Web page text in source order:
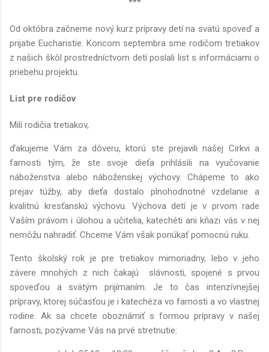
***
Od októbra začneme nový kurz prípravy detí na svätú spoveď a
prijatie Eucharistie. Koncom septembra sme rodičom tretiakov
z našich škôl prostredníctvom detí poslali list s informáciami o
priebehu projektu.
List pre rodičov
Milí rodičia tretiakov,
ďakujeme Vám za dôveru, ktorú ste prejavili našej Cirkvi a
farnosti tým, že ste svoje dieťa prihlásili na vyučovanie
náboženstva alebo náboženskej výchovy. Chápeme to ako
prejav túžby, aby dieťa dostalo plnohodnotné vzdelanie a
kvalitnú kresťanskú výchovu. Výchova detí je v prvom rade
Vaším právom i úlohou a učitelia, katechéti ani kňazi vás v nej
nemôžu nahradiť. Chceme Vám však ponúkať pomocnú ruku.
Tento školský rok je pre tretiakov mimoriadny, lebo v jeho
závere mnohých z nich čakajú slávnosti, spojené s prvou
spoveďou a svätým prijímaním. Je to čas intenzívnejšej
prípravy, ktorej súčasťou je i katechéza vo farnosti a vo vlastnej
rodine. Ak sa chcete oboznámiť s formou prípravy v našej
farnosti, pozývame Vás na prvé stretnutie: